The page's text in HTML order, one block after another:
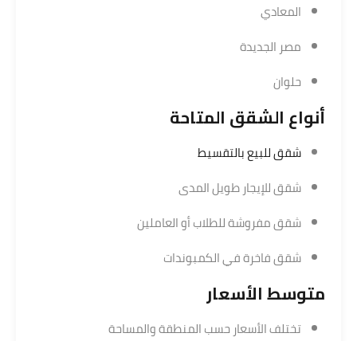
المعادي
مصر الجديدة
حلوان
أنواع الشقق المتاحة
شقق للبيع بالتقسيط
شقق للإيجار طويل المدى
شقق مفروشة للطلاب أو العاملين
شقق فاخرة في الكمبوندات
متوسط الأسعار
تختلف الأسعار حسب المنطقة والمساحة